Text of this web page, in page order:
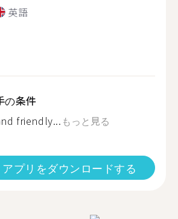
英語
の条件
friendly... もっと見る
アプリをダウンロードする